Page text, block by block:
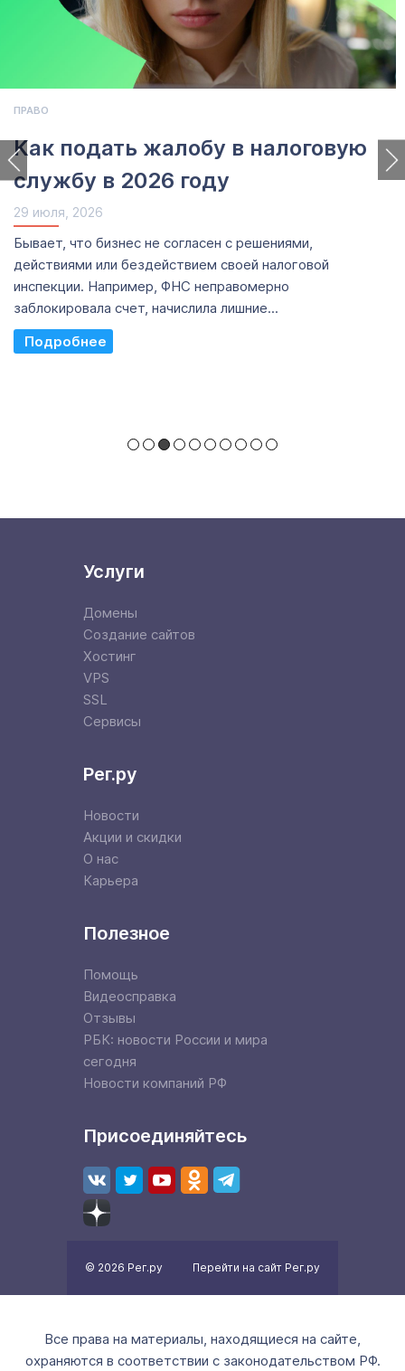
ПРАВО
Как подать жалобу в налоговую
службу в 2026 году
29 июля, 2026
Бывает, что бизнес не согласен с решениями,
действиями или бездействием своей налоговой
инспекции. Например, ФНС неправомерно
заблокировала счет, начислила лишние...
Read More
Услуги
Домены
Создание сайтов
Хостинг
VPS
SSL
Сервисы
Рег.ру
Новости
Акции и скидки
О нас
Карьера
Полезное
Помощь
Видеосправка
Отзывы
РБК: новости России и мира
сегодня
Новости компаний РФ
Присоединяйтесь
© 2026 Рег.ру Перейти на сайт Рег.ру
Все права на материалы, находящиеся на сайте,
охраняются в соответствии с законодательством РФ.